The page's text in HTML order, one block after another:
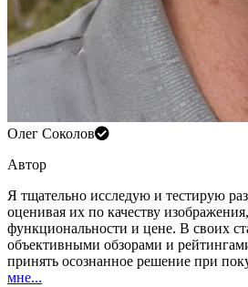
Олег Соколов
Автор
Я тщательно исследую и тестирую
оценивая их по качеству
функциональности и цене. В своих
объективными обзорами и
принять осознанное решение при
мне...